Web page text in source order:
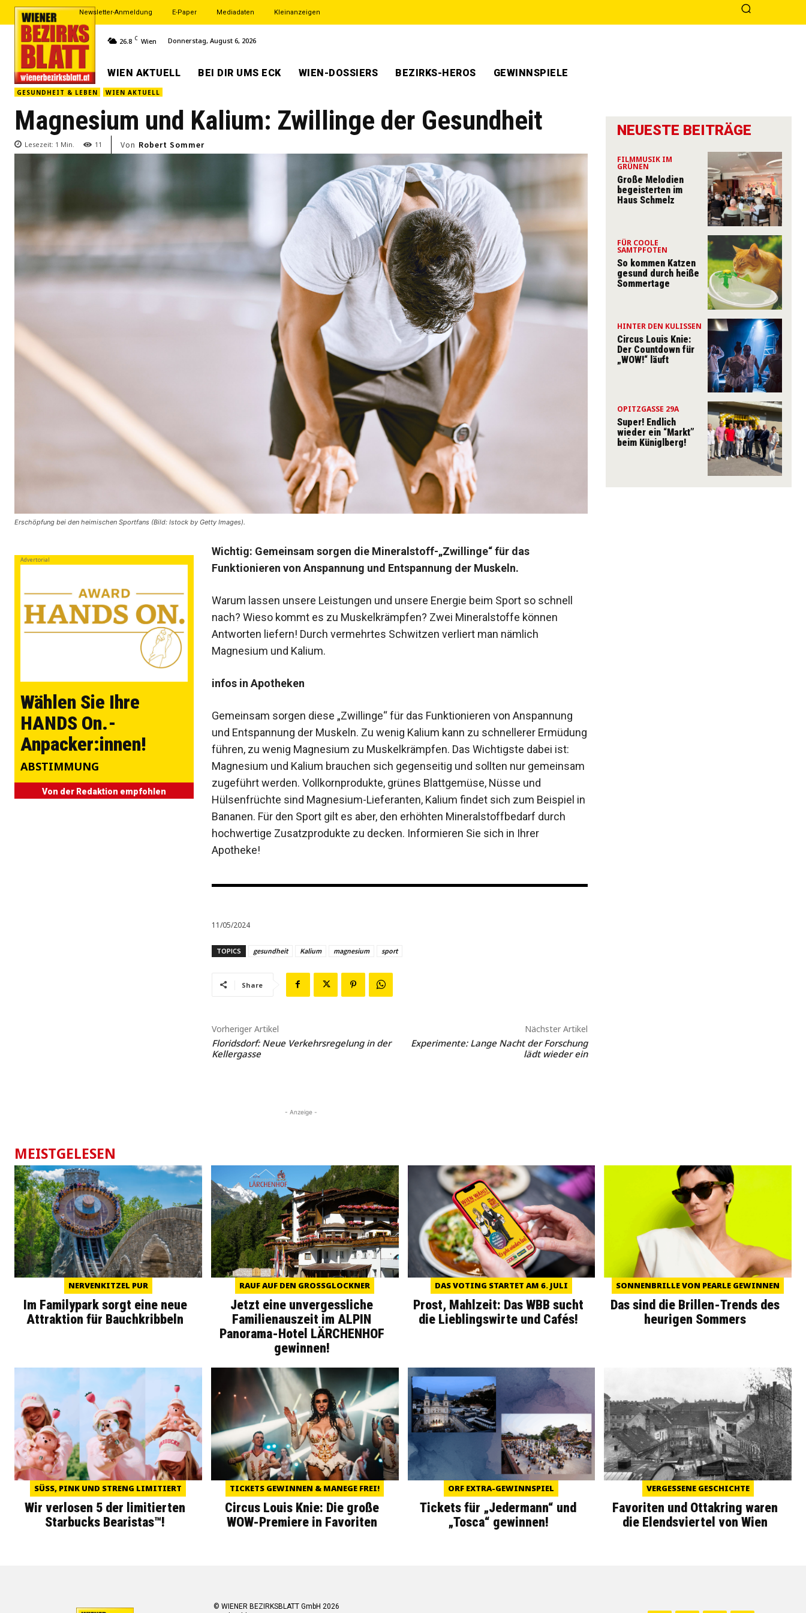
Newsletter-Anmeldung E-Paper Mediadaten Kleinanzeigen
26.8 C Wien Donnerstag, August 6, 2026
WIEN AKTUELL BEI DIR UMS ECK WIEN-DOSSIERS BEZIRKS-HEROS GEWINNSPIELE
GESUNDHEIT & LEBEN WIEN AKTUELL
Magnesium und Kalium: Zwillinge der Gesundheit
Lesezeit: 1 Min. 11 Von Robert Sommer
Erschöpfung bei den heimischen Sportfans (Bild: Istock by Getty Images).
Advertorial
Wählen Sie Ihre
HANDS On.-
Anpacker:innen!
ABSTIMMUNG
Von der Redaktion empfohlen
Wichtig: Gemeinsam sorgen die Mineralstoff-„Zwillinge“ für das
Funktionieren von Anspannung und Entspannung der Muskeln.
Warum lassen unsere Leistungen und unsere Energie beim Sport so schnell
nach? Wieso kommt es zu Muskelkrämpfen? Zwei Mineralstoffe können
Antworten liefern! Durch vermehrtes Schwitzen verliert man nämlich
Magnesium und Kalium.
infos in Apotheken
Gemeinsam sorgen diese „Zwillinge“ für das Funktionieren von Anspannung
und Entspannung der Muskeln. Zu wenig Kalium kann zu schnellerer ­Ermüdung
führen, zu wenig Magnesium zu Muskelkrämpfen. Das Wichtigste dabei ist:
Magnesium und Kalium brauchen sich gegenseitig und sollten nur gemeinsam
zugeführt werden. Vollkornprodukte, grünes Blattgemüse, Nüsse und
Hülsenfrüchte sind Magnesium-Lieferanten, Kalium findet sich zum Beispiel in
Bananen. Für den Sport gilt es aber, den erhöhten Mineralstoffbedarf durch
hochwertige Zusatzprodukte zu decken. Informieren Sie sich in Ihrer
Apotheke!
11/05/2024
TOPICS gesundheit Kalium magnesium sport
Share
Vorheriger Artikel
Floridsdorf: Neue Verkehrsregelung in der
Kellergasse
Nächster Artikel
Experimente: Lange Nacht der Forschung
lädt wieder ein
- Anzeige -
NEUESTE BEITRÄGE
FILMMUSIK IM
GRÜNEN
Große Melodien
begeisterten im
Haus Schmelz
FÜR COOLE
SAMTPFOTEN
So kommen Katzen
gesund durch heiße
Sommertage
HINTER DEN KULISSEN
Circus Louis Knie:
Der Countdown für
„WOW!“ läuft
OPITZGASSE 29A
Super! Endlich
wieder ein “Markt”
beim Küniglberg!
MEISTGELESEN
NERVENKITZEL PUR
Im Familypark sorgt eine neue
Attraktion für Bauchkribbeln
RAUF AUF DEN GROSSGLOCKNER
Jetzt eine unvergessliche
Familienauszeit im ALPIN
Panorama-Hotel LÄRCHENHOF
gewinnen!
DAS VOTING STARTET AM 6. JULI
Prost, Mahlzeit: Das WBB sucht
die Lieblingswirte und Cafés!
SONNENBRILLE VON PEARLE GEWINNEN
Das sind die Brillen-Trends des
heurigen Sommers
SÜSS, PINK UND STRENG LIMITIERT
Wir verlosen 5 der limitierten
Starbucks Bearistas™!
TICKETS GEWINNEN & MANEGE FREI!
Circus Louis Knie: Die große
WOW-Premiere in Favoriten
ORF EXTRA-GEWINNSPIEL
Tickets für „Jedermann“ und
„Tosca“ gewinnen!
VERGESSENE GESCHICHTE
Favoriten und Ottakring waren
die Elendsviertel von Wien
© WIENER BEZIRKSBLATT GmbH 2026